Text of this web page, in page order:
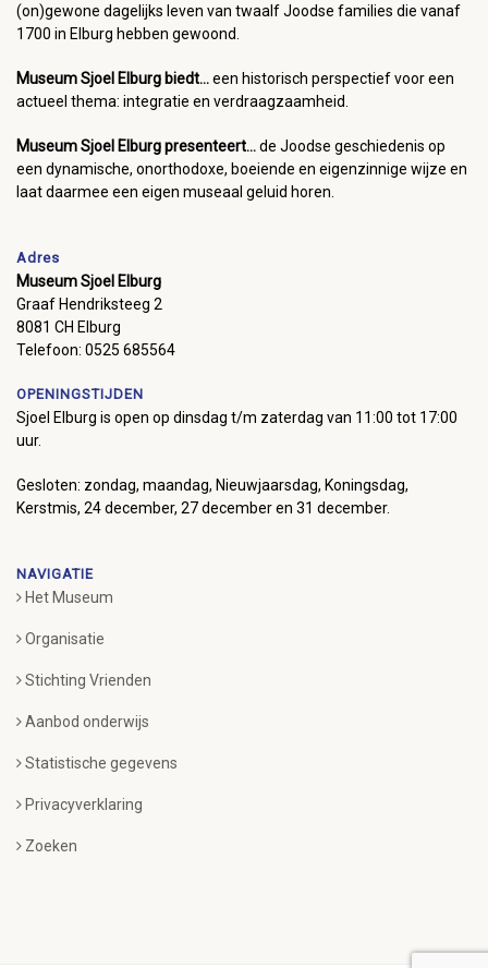
(on)gewone dagelijks leven van twaalf Joodse families die vanaf
1700 in Elburg hebben gewoond.
Museum Sjoel Elburg biedt...een historisch perspectief voor een
actueel thema: integratie en verdraagzaamheid.
Museum Sjoel Elburg presenteert...de Joodse geschiedenis op
een dynamische, onorthodoxe, boeiende en eigenzinnige wijze en
laat daarmee een eigen museaal geluid horen.
Adres
Museum Sjoel Elburg
Graaf Hendriksteeg 2
8081 CH Elburg
Telefoon: 0525 685564
OPENINGSTIJDEN
Sjoel Elburg is open op dinsdag t/m zaterdag van 11:00 tot 17:00
uur.
Gesloten: zondag, maandag, Nieuwjaarsdag, Koningsdag,
Kerstmis, 24 december, 27 december en 31 december.
NAVIGATIE
Het Museum
Organisatie
Stichting Vrienden
Aanbod onderwijs
Statistische gegevens
Privacyverklaring
Zoeken